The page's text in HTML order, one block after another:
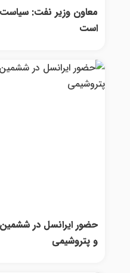
معاون وزیر نفت:
است
حضور ایرانسل در
و پتروشیمی